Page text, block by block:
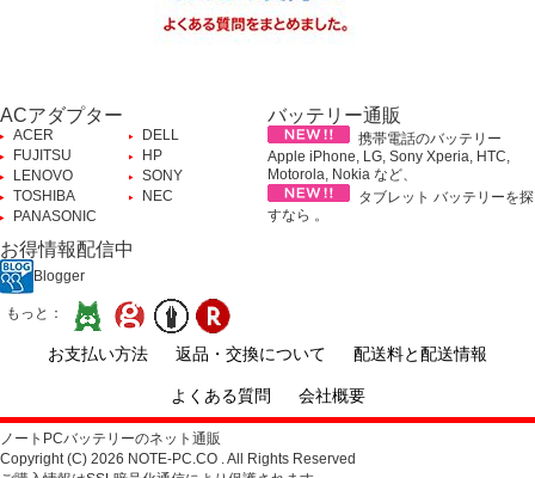
ACアダプター
ACER
DELL
FUJITSU
HP
LENOVO
SONY
TOSHIBA
NEC
PANASONIC
バッテリー通販
携帯電話のバッテリー
Apple iPhone, LG, Sony Xperia, HTC,
Motorola, Nokia など、
タブレット バッテリーを探
すなら 。
お得情報配信中
Blogger
もっと：
お支払い方法 返品・交換について 配送料と配送情報
よくある質問 会社概要
ノートPCバッテリーのネット通販
Copyright (C) 2026 NOTE-PC.CO . All Rights Reserved